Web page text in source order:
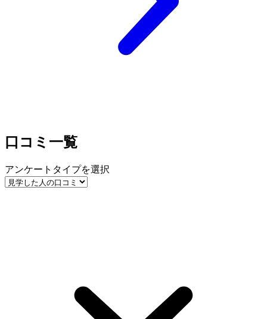
口コミ一覧
アンケートタイプを選択